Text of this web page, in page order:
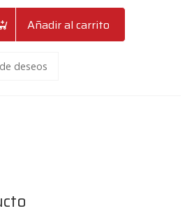
Añadir al carrito
deseos